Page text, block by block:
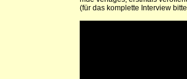
(für das komplette Interview